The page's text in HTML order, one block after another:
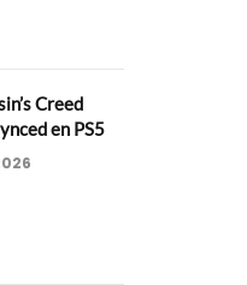
Creed
en PS5